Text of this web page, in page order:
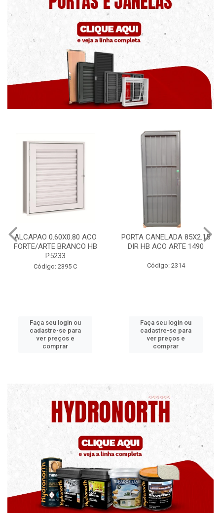
PORTA CANELADA 85X2.15
DIR HB ACO ARTE 1490
Código: 2314
Faça seu login ou
cadastre-se para
ver preços e
comprar
PORTA LAMINADA 60X215
DIR POP/MIX HB
Código: 2340
Faça seu login ou
cadastre-se para
ver preços e
comprar